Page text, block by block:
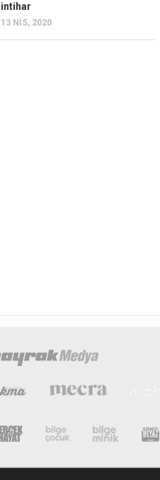
intihar
13 NIS, 2020